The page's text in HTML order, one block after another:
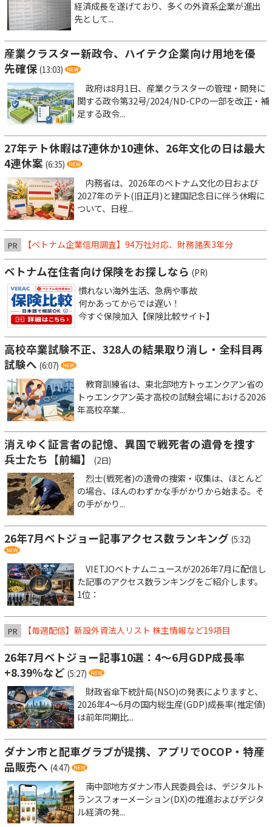
経済成長を遂げており、多くの外資系企業が進出
先として...
産業クラスター新政令、ハイテク企業向け用地を優
先確保 (13:03)
政府は8月1日、産業クラスターの管理・開発に
関する政令第32号/2024/ND-CPの一部を改正・補
足する政令...
27年テト休暇は7連休か10連休、26年文化の日は最大
4連休案 (6:35)
内務省は、2026年のベトナム文化の日および
2027年のテト(旧正月)と建国記念日に伴う休暇に
ついて、日程...
PR 【ベトナム企業信用調査】94万社対応、財務諸表3年分
ベトナム在住者向け保険をお探しなら (PR)
慣れない海外生活、急病や事故
何かあってからでは遅い！
今すぐ保険加入【保険比較サイト】
高校卒業試験不正、328人の結果取り消し・全科目再
試験へ (6:07)
教育訓練省は、東北部地方トゥエンクアン省の
トゥエンクアン英才高校の試験会場における2026
年高校卒業...
消えゆく証言者の記憶、異国で戦死者の遺骨を捜す
兵士たち【前編】
(2日)
烈士(戦死者)の遺骨の捜索・収集は、ほとんど
の場合、ほんのわずかな手がかりから始まる。そ
の手がかり...
26年7月ベトジョー記事アクセス数ランキング (5:32)
VIETJOベトナムニュースが2026年7月に配信し
た記事のアクセス数ランキングをご紹介します。
1位：
PR 【毎週配信】新設外資法人リスト 株主情報など19項目
26年7月ベトジョー記事10選：4～6月GDP成長率
+8.39％など (5:27)
財政省傘下統計局(NSO)の発表によりますと、
2026年4～6月の国内総生産(GDP)成長率(推定値)
は前年同期比...
ダナン市と配車グラブが提携、アプリでOCOP・特産
品販売へ (4:47)
南中部地方ダナン市人民委員会は、デジタルト
ランスフォーメーション(DX)の推進およびデジタ
ル経済の発...